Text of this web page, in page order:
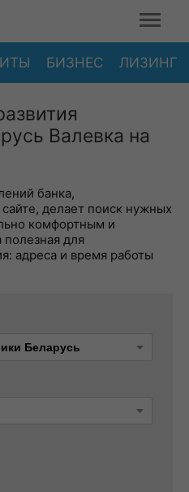
БИЗНЕС ЛИЗИНГ
Валевка на
банка,
делает поиск нужных
комфортным и
для
адреса и время работы